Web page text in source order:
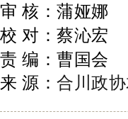
审 核：蒲娅娜
校 对：蔡沁宏
责 编：曹国会
来 源 ：合川政